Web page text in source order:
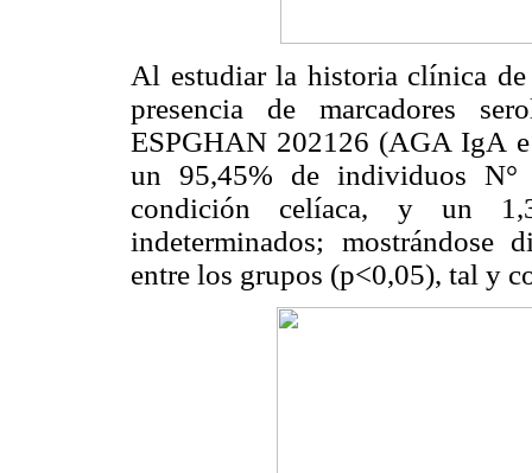
Al estudiar la historia clínica
presencia de marcadores
ESPGHAN 202126 (AGA IgA
un 95,45% de individuos N°
condición celíaca, y un
indeterminados; mostrándose
entre los grupos (p<0,05), tal y